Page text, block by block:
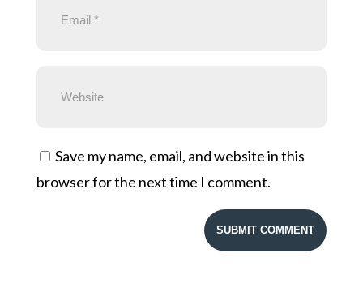
Save my name, email, and website in this
browser for the next time I comment.